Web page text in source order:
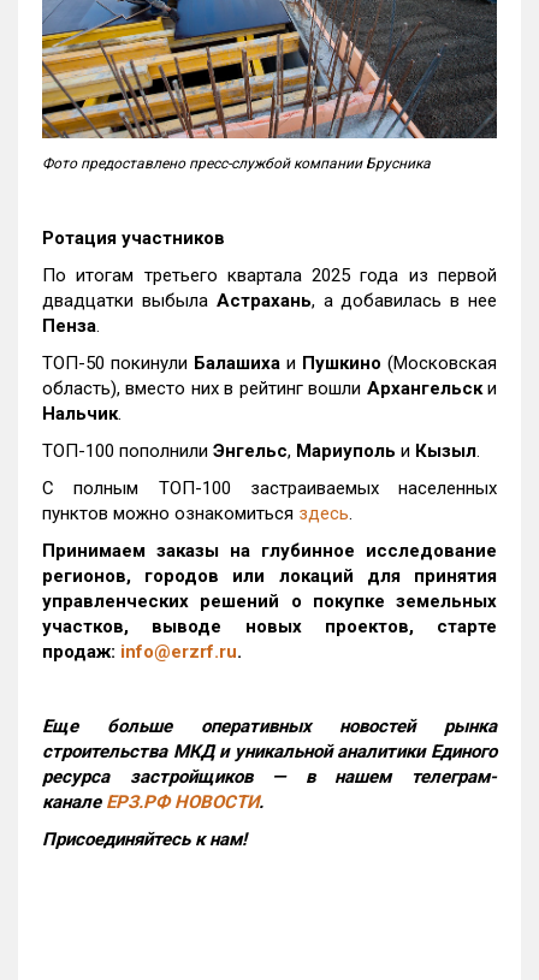
Фото предоставлено пресс-службой компании Брусника
Ротация участников
По итогам третьего квартала 2025 года из первой
двадцатки выбыла Астрахань, а добавилась в нее
Пенза.
ТОП-50 покинули Балашиха и Пушкино (Московская
область), вместо них в рейтинг вошли Архангельски
Нальчик.
ТОП-100 пополнили Энгельс, Мариуполь и Кызыл.
С полным ТОП-100 застраиваемых населенных
пунктов можно ознакомиться здесь.
Принимаем заказы на глубинное исследование
регионов, городов или локаций для принятия
управленческих решений о покупке земельных
участков, выводе новых проектов, старте
продаж: info@erzrf.ru.
Еще больше оперативных новостей рынка
строительства МКД и уникальной аналитики Единого
ресурса застройщиков — в нашем телеграм-
канале ЕРЗ.РФ НОВОСТИ.
Присоединяйтесь к нам!